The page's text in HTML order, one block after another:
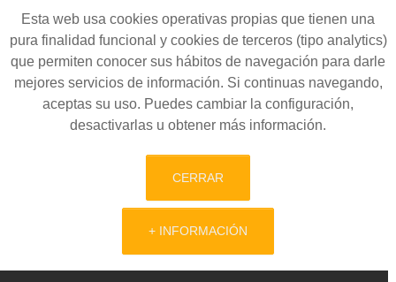
Esta web usa cookies operativas propias que tienen una
pura finalidad funcional y cookies de terceros (tipo analytics)
que permiten conocer sus hábitos de navegación para darle
mejores servicios de información. Si continuas navegando,
aceptas su uso. Puedes cambiar la configuración,
desactivarlas u obtener más información.
CERRAR
+ INFORMACIÓN